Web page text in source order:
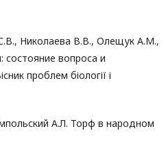
Николаева В.В., Олещук А.М.,
состояние вопроса и
проблем біології і
А.Л. Торф в народном